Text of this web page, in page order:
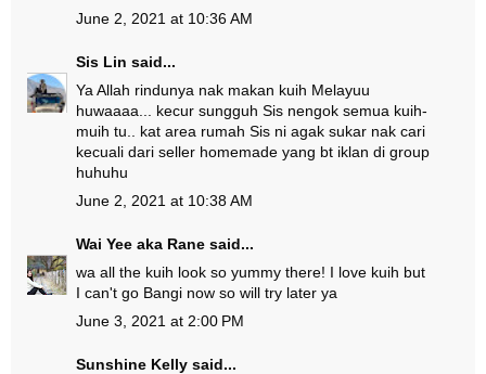
June 2, 2021 at 10:36 AM
Sis Lin said...
Ya Allah rindunya nak makan kuih Melayuu
huwaaaa... kecur sungguh Sis nengok semua kuih-
muih tu.. kat area rumah Sis ni agak sukar nak cari
kecuali dari seller homemade yang bt iklan di group
huhuhu
June 2, 2021 at 10:38 AM
Wai Yee aka Rane said...
wa all the kuih look so yummy there! I love kuih but
I can't go Bangi now so will try later ya
June 3, 2021 at 2:00 PM
Sunshine Kelly said...